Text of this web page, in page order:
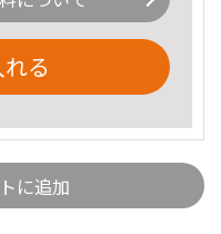
る
に追加